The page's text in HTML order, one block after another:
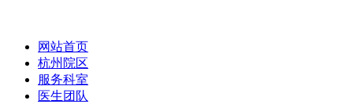
网站首页
杭州院区
服务科室
医生团队